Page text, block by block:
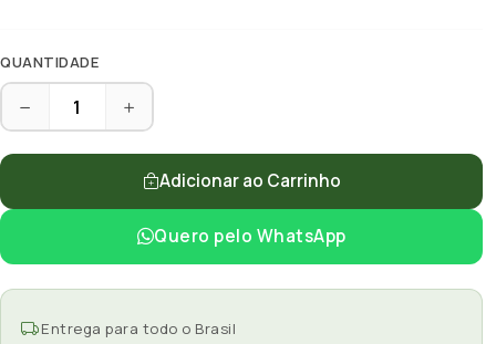
QUANTIDADE
Adicionar ao Carrinho
Quero pelo WhatsApp
Entrega para todo o Brasil